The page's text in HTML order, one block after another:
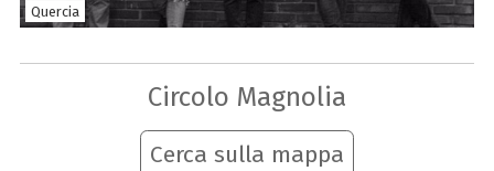
Quercia
Circolo Magnolia
Cerca sulla mappa